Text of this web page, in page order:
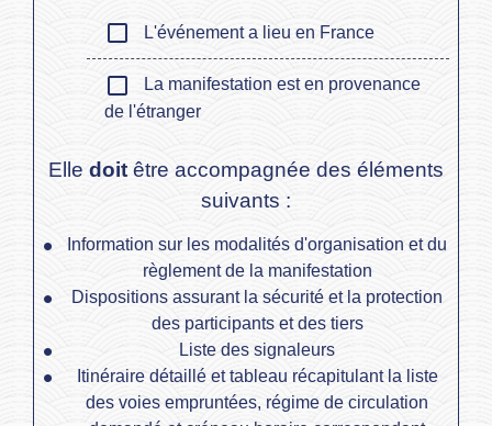
check_box_outline_blank L'événement a lieu en France
check_box_outline_blank
La manifestation est en provenance
de l'étranger
Elle doitêtre accompagnée des éléments
suivants :
Information sur les modalités d'organisation et du
règlement de la manifestation
Dispositions assurant la sécurité et la protection
des participants et des tiers
Liste des signaleurs
Itinéraire détaillé et tableau récapitulant la liste
des voies empruntées, régime de circulation